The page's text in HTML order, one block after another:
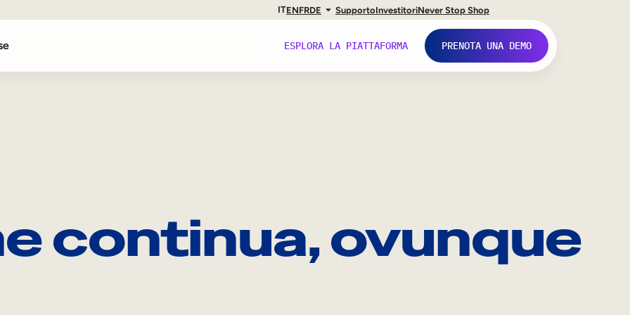
ITENFRDE SupportoInvestitoriNever Stop Shop
ESPLORA LA PIATTAFORMA PRENOTA UNA DEMO
continua, ovunque